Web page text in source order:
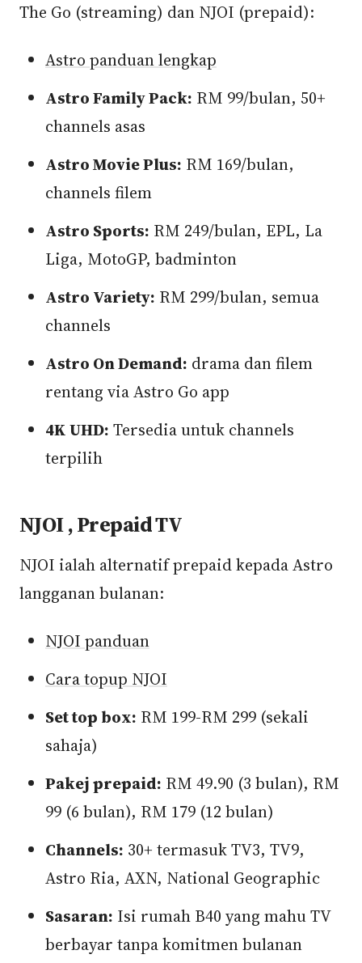
The Go (streaming) dan NJOI (prepaid):
Astro panduan lengkap
Astro Family Pack: RM 99/bulan, 50+
channels asas
Astro Movie Plus: RM 169/bulan,
channels filem
Astro Sports: RM 249/bulan, EPL, La
Liga, MotoGP, badminton
Astro Variety: RM 299/bulan, semua
channels
Astro On Demand: drama dan filem
rentang via Astro Go app
4K UHD: Tersedia untuk channels
terpilih
NJOI , Prepaid TV
NJOI ialah alternatif prepaid kepada Astro
langganan bulanan:
NJOI panduan
Cara topup NJOI
Set top box: RM 199-RM 299 (sekali
sahaja)
Pakej prepaid: RM 49.90 (3 bulan), RM
99 (6 bulan), RM 179 (12 bulan)
Channels: 30+ termasuk TV3, TV9,
Astro Ria, AXN, National Geographic
Sasaran: Isi rumah B40 yang mahu TV
berbayar tanpa komitmen bulanan